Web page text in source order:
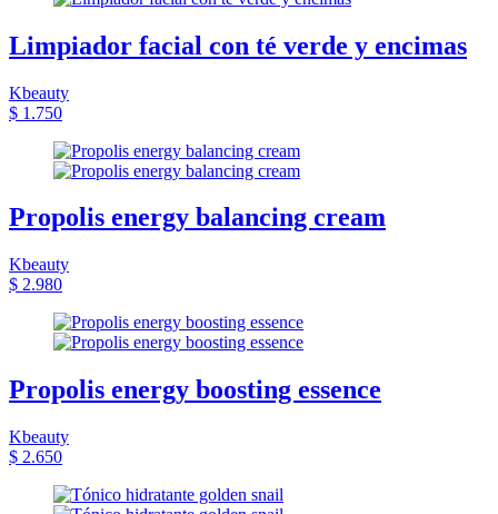
Limpiador facial con té verde y encimas
Kbeauty
$ 1.750
Propolis energy balancing cream
Kbeauty
$ 2.980
Propolis energy boosting essence
Kbeauty
$ 2.650